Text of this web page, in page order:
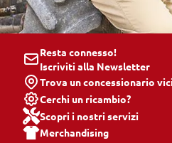
Resta connesso!
Iscriviti alla Newsletter
Trova un concessionario
Cerchi un ricambio?
Scopri i nostri servizi
Merchandising